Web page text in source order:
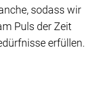
sodass wir
Puls der Zeit
erfüllen.